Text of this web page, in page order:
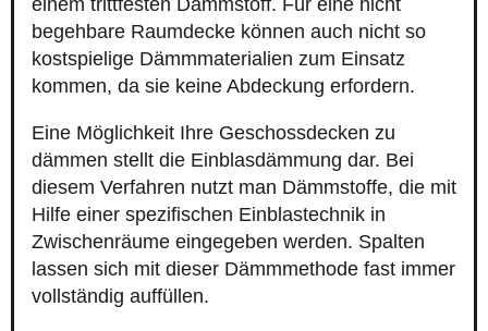
einem trittfesten Dämmstoff. Für eine nicht
begehbare Raumdecke können auch nicht so
kostspielige Dämmmaterialien zum Einsatz
kommen, da sie keine Abdeckung erfordern.
Eine Möglichkeit Ihre Geschossdecken zu
dämmen stellt die Einblasdämmung dar. Bei
diesem Verfahren nutzt man Dämmstoffe, die mit
Hilfe einer spezifischen Einblastechnik in
Zwischenräume eingegeben werden. Spalten
lassen sich mit dieser Dämmmethode fast immer
vollständig auffüllen.